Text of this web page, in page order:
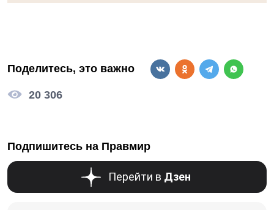
Поделитесь, это важно
20 306
Подпишитесь на Правмир
Перейти в Дзен